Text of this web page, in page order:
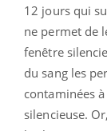
12 jours qui
ne permet de
fenêtre
du sang les
contaminées
silencieuse.